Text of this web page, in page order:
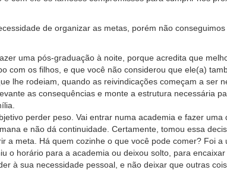
de organizar as metas, porém não
uma pós-graduação à noite, porque acredita que
com os filhos, e que você não considerou que ele(a)
lhe rodeiam, quando as reivindicações começam a ser
as consequências e monte a estrutura necessária
perder peso. Vai entrar numa academia e fazer
e não dá continuidade. Certamente, tomou essa
a meta. Há quem cozinhe o que você pode comer? Foi
o horário para a academia ou deixou solto, para
à sua necessidade pessoal, e não deixar que outras